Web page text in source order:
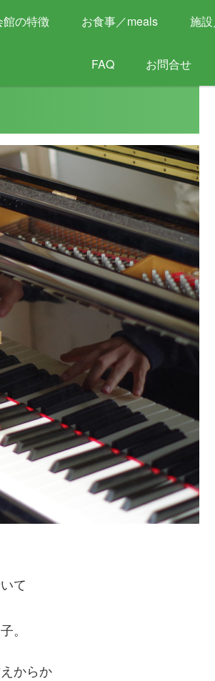
館の特徴 お食事／meals 施
FAQ お問合せ
新入学生 見学お申込受付中！
て
。
からか